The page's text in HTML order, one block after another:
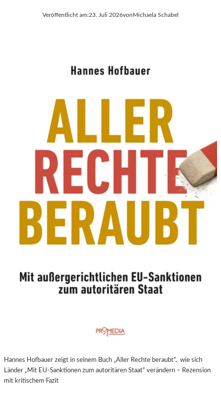
Veröffentlicht am:23. Juli 2026von Michaela Schabel
Hannes Hofbauer zeigt in seinem Buch „Aller Rechte beraubt“, wie sich
Länder „Mit EU-Sanktionen zum autoritären Staat“ verändern – Rezension
mit kritischem Fazit